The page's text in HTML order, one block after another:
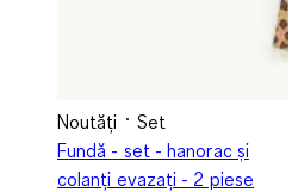
Noutăți
Set
Fundă - set - hanorac și
colanți evazați - 2 piese